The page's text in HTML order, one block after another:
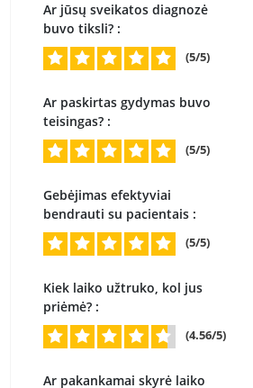
Ar jūsų sveikatos diagnozė
buvo tiksli? :
(5/5)
Ar paskirtas gydymas buvo
teisingas? :
(5/5)
Gebėjimas efektyviai
bendrauti su pacientais :
(5/5)
Kiek laiko užtruko, kol jus
priėmė? :
(4.56/5)
Ar pakankamai skyrė laiko